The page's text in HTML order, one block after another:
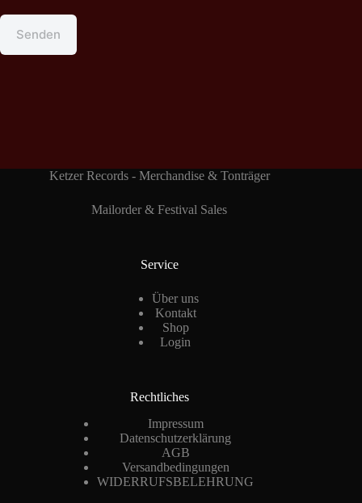
Senden
Ketzer Records - Merchandise & Tonträger
Mailorder & Festival Sales
Service
Über uns
Kontakt
Shop
Login
Rechtliches
Impressum
Datenschutzerklärung
AGB
Versandbedingungen
WIDERRUFSBELEHRUNG